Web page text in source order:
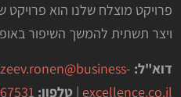
פרויקט מוצלח שלנו הוא
ויצר תשתית להמשך השיפור
דוא"ל: zeev.ronen@business-
excellence.co.il
| טלפון: